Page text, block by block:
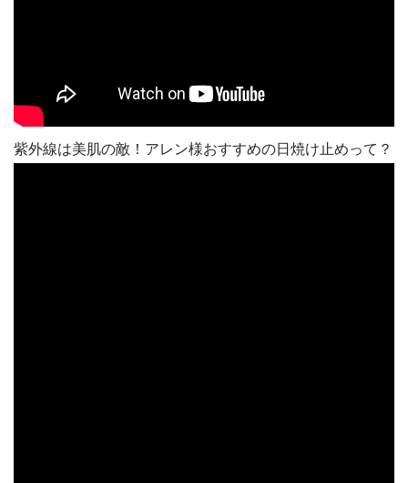
紫外線は美肌の敵！アレン様おすすめの日焼け止めって？